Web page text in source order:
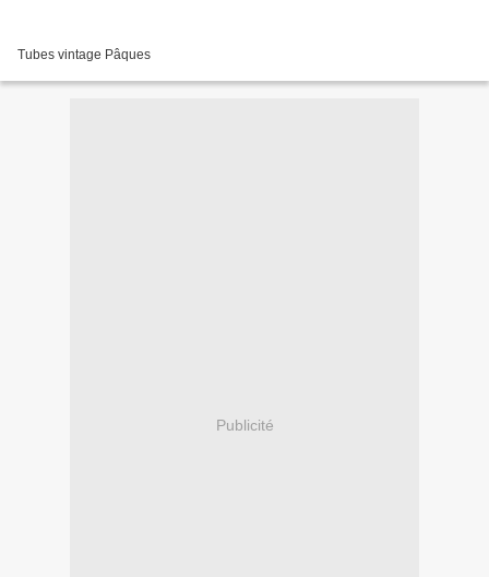
Tubes vintage Pâques
Publicité